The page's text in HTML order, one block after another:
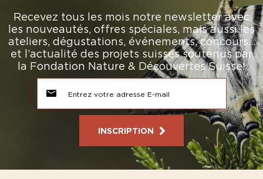
Recevez tous les mois notre newsletter avec
les nouveautés, offres spéciales, mais aussi les
ateliers, dégustations, événements, concours…
et l’actualité des projets suisses soutenus par
la Fondation Nature & Découvertes Suisse!
INSCRIPTION